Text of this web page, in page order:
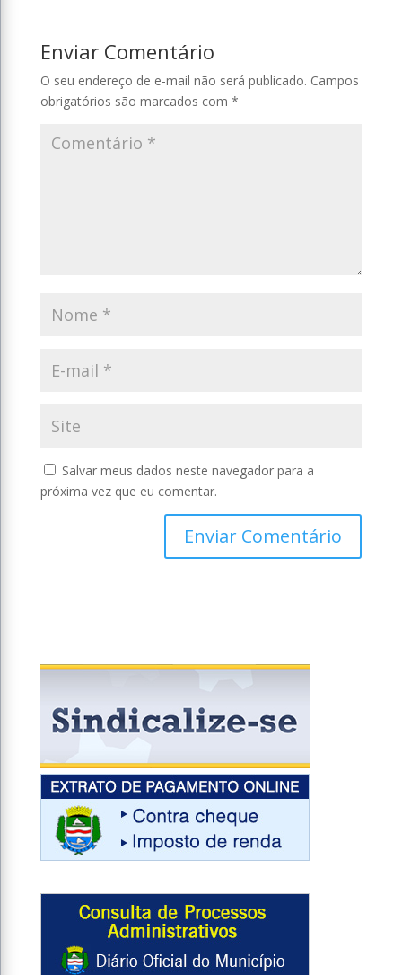
Enviar Comentário
O seu endereço de e-mail não será publicado. Campos
obrigatórios são marcados com *
Salvar meus dados neste navegador para a
próxima vez que eu comentar.